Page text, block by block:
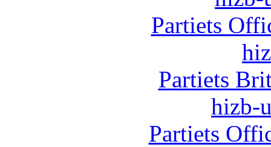
Partiets
Partiets
hizb-
Partiets